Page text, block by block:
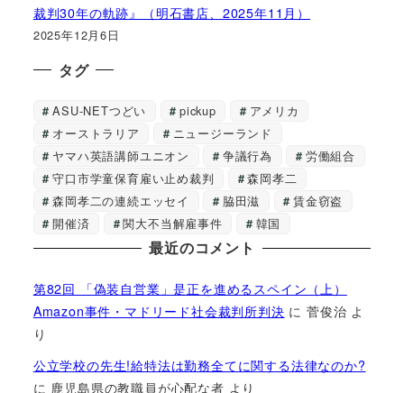
裁判30年の軌跡』（明石書店、2025年11月）
2025年12月6日
タグ
ASU-NETつどい pickup
アメリカ
オーストラリア
ニュージーランド
ヤマハ英語講師ユニオン
争議行為
労働組合
守口市学童保育雇い止め裁判
森岡孝二
森岡孝二の連続エッセイ
脇田滋
賃金窃盗
開催済
関大不当解雇事件 韓国
最近のコメント
第82回 「偽装自営業」是正を進めるスペイン（上）
Amazon事件・マドリード社会裁判所判決 に菅俊治 よ
り
公立学校の先生!給特法は勤務全てに関する法律なのか?
に 鹿児島県の教職員が心配な者 より